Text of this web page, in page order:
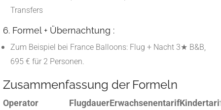
Transfers
6. Formel + Übernachtung :
Zum Beispiel bei France Balloons: Flug + Nacht 3★ B&B,
695 € für 2 Personen.
Zusammenfassung der Formeln
Operator FlugdauerErwachsenentarif